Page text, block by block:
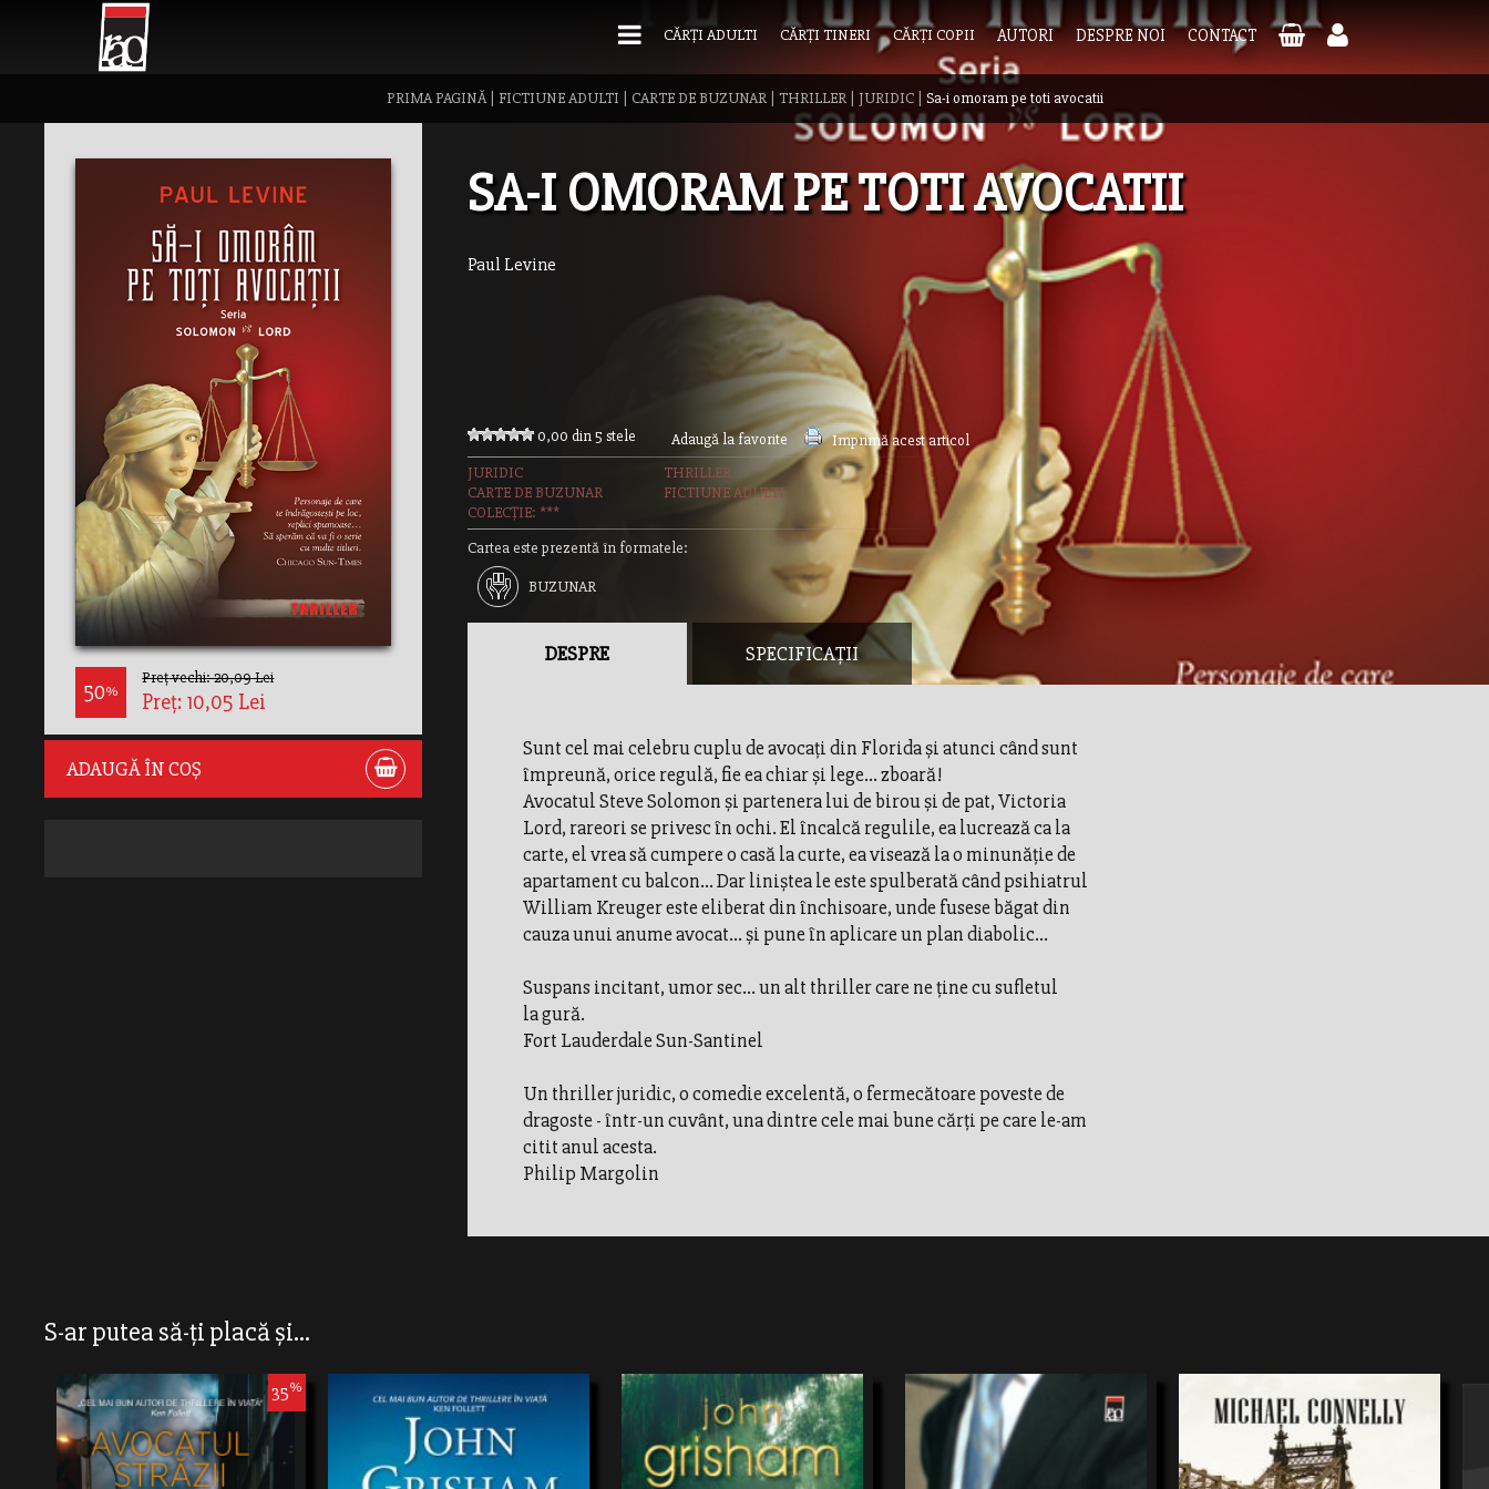
CĂRȚI ADULTI CĂRȚI TINERI CĂRȚI COPII AUTORI DESPRE NOI CONTACT
PRIMA PAGINĂ| FICTIUNE ADULTI CARTE DE BUZUNAR| THRILLER| JURIDIC| Sa-i omoram pe toti avocatii
50%
Preț vechi: 20,09 Lei
Preț: 10,05 Lei
ADAUGĂ ÎN COȘ
SA-I OMORAM PE TOTI AVOCATII
Paul Levine
0,00 din 5 stele Adaugă la favorite
Imprimă acest articol
JURIDIC
THRILLER
CARTE DE BUZUNAR
FICTIUNE ADULTI
COLECȚIE: ***
Cartea este prezentă în formatele:
BUZUNAR
DESPRE SPECIFICAȚII
Sunt cel mai celebru cuplu de avocaţi din Florida şi atunci când sunt
împreună, orice regulă, fie ea chiar şi lege... zboară!
Avocatul Steve Solomon şi partenera lui de birou şi de pat, Victoria
Lord, rareori se privesc în ochi. El încalcă regulile, ea lucrează ca la
carte, el vrea să cumpere o casă la curte, ea visează la o minunăţie de
apartament cu balcon... Dar liniştea le este spulberată când psihiatrul
William Kreuger este eliberat din închisoare, unde fusese băgat din
cauza unui anume avocat... şi pune în aplicare un plan diabolic...
Suspans incitant, umor sec... un alt thriller care ne ţine cu sufletul
la gură.
Fort Lauderdale Sun-Santinel
Un thriller juridic, o comedie excelentă, o fermecătoare poveste de
dragoste - într-un cuvânt, una dintre cele mai bune cărţi pe care le-am
citit anul acesta.
Philip Margolin
S-ar putea să-ți placă și...
35%